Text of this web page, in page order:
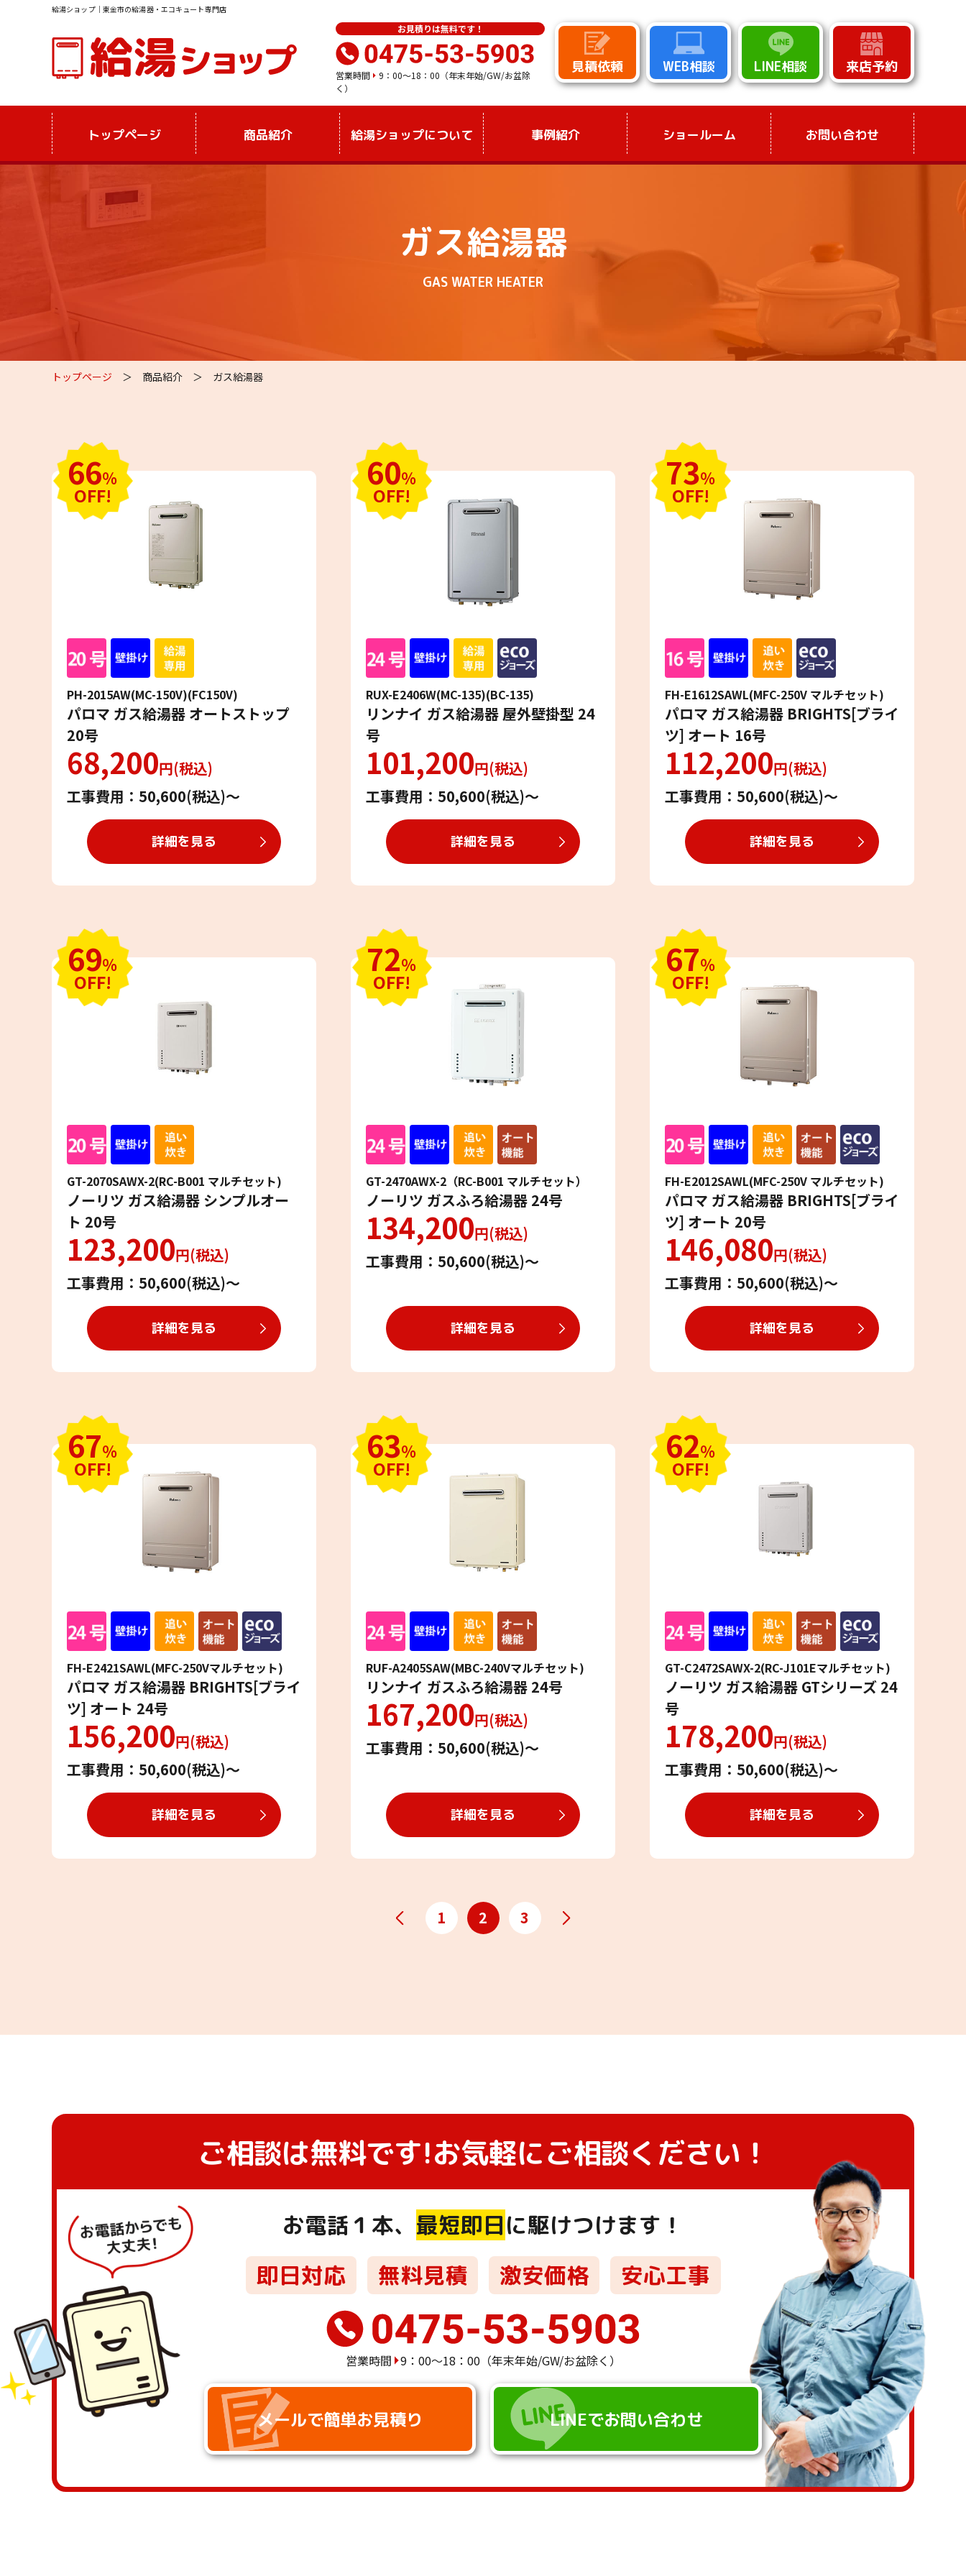
給湯ショップ｜東金市の給湯器・エコキュート専門店
お⾒積りは無料です！
営業時間
9：00～18：00（年末年始/GW/お盆除
く）
見積依頼 WEB相談 LINE相談 来店予約
トップページ 商品紹介 給湯ショップについて 事例紹介 ショールーム お問い合わせ
ガス給湯器
GAS WATER HEATER
トップページ ＞ 商品紹介 ＞ ガス給湯器
66％
OFF!
PH-2015AW(MC-150V)(FC150V)
パロマ ガス給湯器 オートストップ
20号
68,200円(税込)
工事費用：50,600(税込)〜
詳細を見る
60％
OFF!
RUX-E2406W(MC-135)(BC-135)
リンナイ ガス給湯器 屋外壁掛型 24
号
101,200円(税込)
工事費用：50,600(税込)〜
詳細を見る
73％
OFF!
FH-E1612SAWL(MFC-250V マルチセット)
パロマ ガス給湯器 BRIGHTS[ブライ
ツ] オート 16号
112,200円(税込)
工事費用：50,600(税込)〜
詳細を見る
69％
OFF!
GT-2070SAWX-2(RC-B001 マルチセット)
ノーリツ ガス給湯器 シンプルオー
ト 20号
123,200円(税込)
工事費用：50,600(税込)〜
詳細を見る
72％
OFF!
GT-2470AWX-2（RC-B001 マルチセット）
ノーリツ ガスふろ給湯器 24号
134,200円(税込)
工事費用：50,600(税込)〜
詳細を見る
67％
OFF!
FH-E2012SAWL(MFC-250V マルチセット)
パロマ ガス給湯器 BRIGHTS[ブライ
ツ] オート 20号
146,080円(税込)
工事費用：50,600(税込)〜
詳細を見る
67％
OFF!
FH-E2421SAWL(MFC-250Vマルチセット)
パロマ ガス給湯器 BRIGHTS[ブライ
ツ] オート 24号
156,200円(税込)
工事費用：50,600(税込)〜
詳細を見る
63％
OFF!
RUF-A2405SAW(MBC-240Vマルチセット)
リンナイ ガスふろ給湯器 24号
167,200円(税込)
工事費用：50,600(税込)〜
詳細を見る
62％
OFF!
GT-C2472SAWX-2(RC-J101Eマルチセット)
ノーリツ ガス給湯器 GTシリーズ 24
号
178,200円(税込)
工事費用：50,600(税込)〜
詳細を見る
1 2 3
ご相談は無料です!お気軽にご相談ください！
お電話１本、 最短即日に駆けつけます！
即⽇対応
無料⾒積 激安価格 安⼼⼯事
営業時間 9：00～18：00（年末年始/GW/お盆除く）
メールで簡単お見積り LINEでお問い合わせ